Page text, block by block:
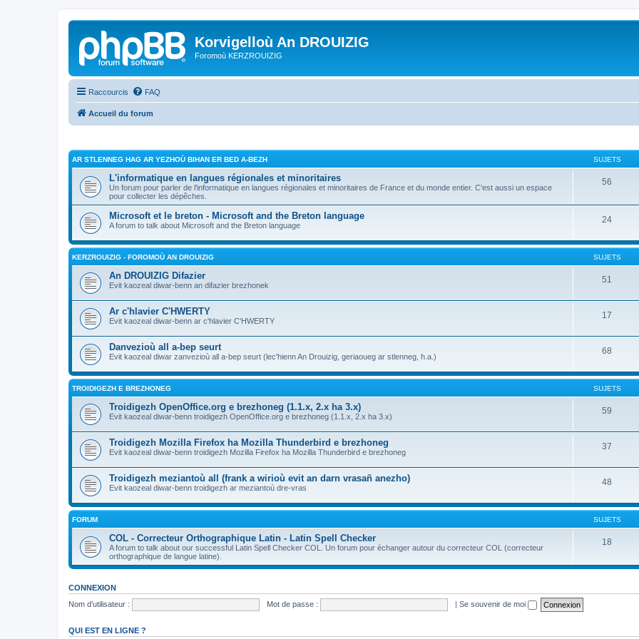
Korvigelloù An DROUIZIG
Foromoù KERZROUIZIG
Raccourcis FAQ
Accueil du forum
AR STLENNEG HAG AR YEZHOÙ BIHAN ER BED A-BEZH SUJETS
L'informatique en langues régionales et minoritaires
Un forum pour parler de l'informatique en langues régionales et minoritaires de France et du monde entier. C'est aussi un espace
pour collecter les dépêches.
56
Microsoft et le breton - Microsoft and the Breton language
A forum to talk about Microsoft and the Breton language
24
KERZROUIZIG - FOROMOÙ AN DROUIZIG SUJETS
An DROUIZIG Difazier
Evit kaozeal diwar-benn an difazier brezhonek
51
Ar c'hlavier C'HWERTY
Evit kaozeal diwar-benn ar c'hlavier C'HWERTY
17
Danvezioù all a-bep seurt
Evit kaozeal diwar zanvezioù all a-bep seurt (lec'hienn An Drouizig, geriaoueg ar stlenneg, h.a.)
68
TROIDIGEZH E BREZHONEG SUJETS
Troidigezh OpenOffice.org e brezhoneg (1.1.x, 2.x ha 3.x)
Evit kaozeal diwar-benn troidigezh OpenOffice.org e brezhoneg (1.1.x, 2.x ha 3.x)
59
Troidigezh Mozilla Firefox ha Mozilla Thunderbird e brezhoneg
Evit kaozeal diwar-benn troidigezh Mozilla Firefox ha Mozilla Thunderbird e brezhoneg
37
Troidigezh meziantoù all (frank a wirioù evit an darn vrasañ anezho)
Evit kaozeal diwar-benn troidigezh ar meziantoù dre-vras
48
FORUM SUJETS
COL - Correcteur Orthographique Latin - Latin Spell Checker
A forum to talk about our successful Latin Spell Checker COL. Un forum pour échanger autour du correcteur COL (correcteur
orthographique de langue latine).
18
CONNEXION
Nom d’utilisateur :
Mot de passe : | Se souvenir de moi
QUI EST EN LIGNE ?